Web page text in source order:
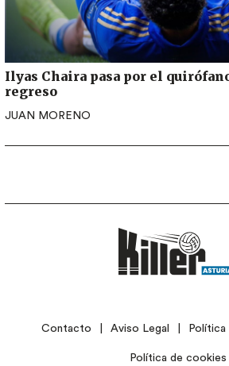
Ilyas Chaira pasa por el
regreso
JUAN MORENO
LEGALContacto Aviso Legal Política
Política de cookies